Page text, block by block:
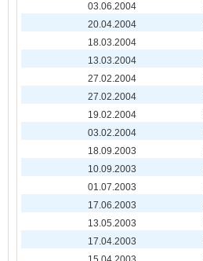
03.06.2004
20.04.2004
18.03.2004
13.03.2004
27.02.2004
27.02.2004
19.02.2004
03.02.2004
18.09.2003
10.09.2003
01.07.2003
17.06.2003
13.05.2003
17.04.2003